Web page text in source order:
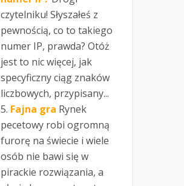
czytelniku! Słyszałeś z
pewnością, co to takiego
numer IP, prawda? Otóż
jest to nic więcej, jak
specyficzny ciąg znaków
liczbowych, przypisany...
Fajna gra Rynek
pecetowy robi ogromną
furorę na świecie i wiele
osób nie bawi się w
pirackie rozwiązania, a